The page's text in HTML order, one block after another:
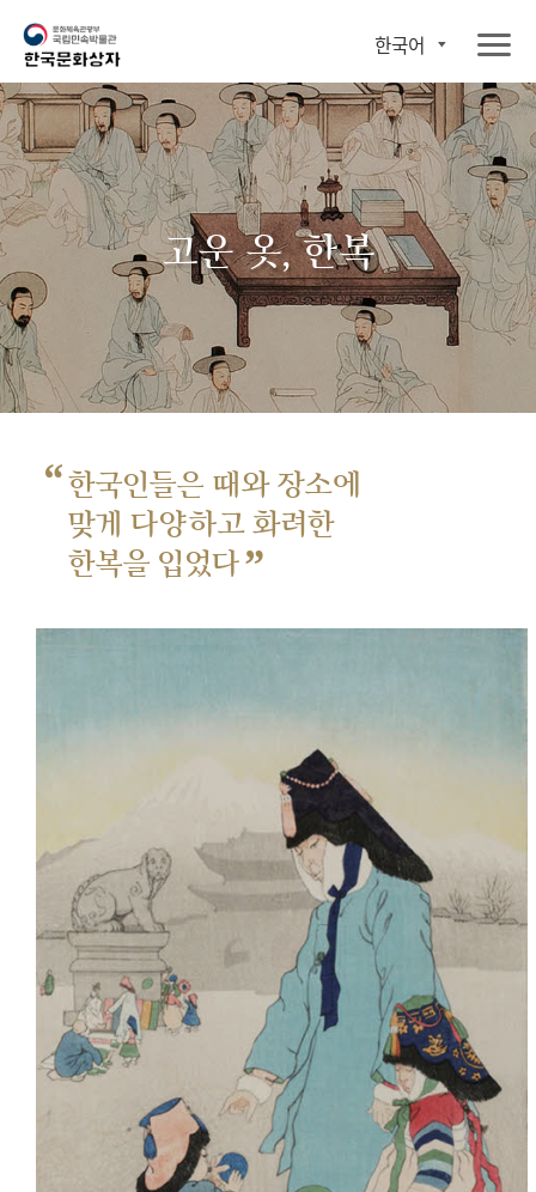
한국어
고운 옷, 한복
“한국인들은 때와 장소에
맞게 다양하고 화려한
한복을 입었다”